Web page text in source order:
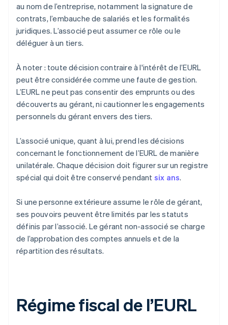
au nom de l’entreprise, notamment la signature de
contrats, l’embauche de salariés et les formalités
juridiques. L’associé peut assumer ce rôle ou le
déléguer à un tiers.
À noter : toute décision contraire à l'intérêt de l’EURL
peut être considérée comme une faute de gestion.
L’EURL ne peut pas consentir des emprunts ou des
découverts au gérant, ni cautionner les engagements
personnels du gérant envers des tiers.
L’associé unique, quant à lui, prend les décisions
concernant le fonctionnement de l’EURL de manière
unilatérale. Chaque décision doit figurer sur un registre
spécial qui doit être conservé pendant six ans.
Si une personne extérieure assume le rôle de gérant,
ses pouvoirs peuvent être limités par les statuts
définis par l’associé. Le gérant non-associé se charge
de l’approbation des comptes annuels et de la
répartition des résultats.
Régime fiscal de l’EURL